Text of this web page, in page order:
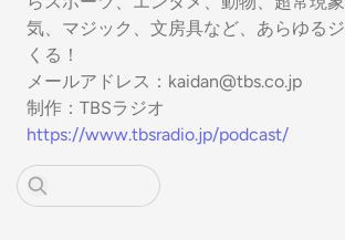
気、マジック、文房具など、あらゆる
くる！
メールアドレス：kaidan@tbs.co.jp
制作：TBSラジオ
https://www.tbsradio.jp/podcast/